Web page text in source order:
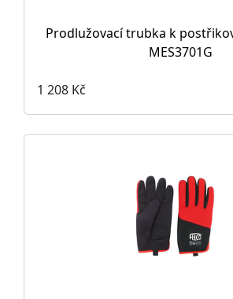
Prodlužovací trubka k
MES3701G
1 208 Kč